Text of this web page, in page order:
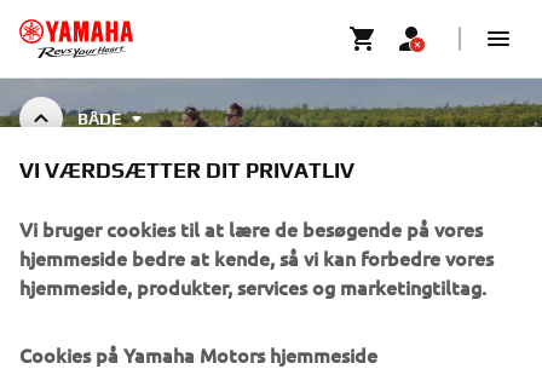
BÅDE
BOAT ACCESSORIES
VI VÆRDSÆTTER DIT PRIVATLIV
Vi bruger cookies til at lære de besøgende på vores
hjemmeside bedre at kende, så vi kan forbedre vores
hjemmeside, produkter, services og marketingtiltag.
Cookies på Yamaha Motors hjemmeside